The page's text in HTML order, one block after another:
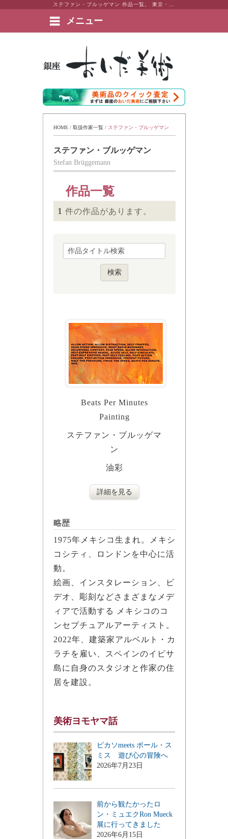
メニュー
絵画など美術品の販売と買取 | 東京・銀座 おいだ美術
HOME / 取扱作家一覧 / ステファン・ブルッゲマン
ステファン・ブルッゲマン
Stefan Brüggemann
作品一覧
1 件の作品があります。
Beats Per Minutes
Painting
ステファン・ブルッゲマ
ン
油彩
詳細を見る
略歴
1975年メキシコ生まれ。メキシ
コシティ、ロンドンを中心に活
動。
絵画、インスタレーション、ビ
デオ、彫刻などさまざまなメデ
ィアで活動する メキシコのコ
ンセプチュアルアーティスト。
2022年、建築家アルベルト・カ
ラチを雇い、スペインのイビサ
島に自身のスタジオと作家の住
居を建設。
美術ヨモヤマ話
ピカソmeets ポール・ス
ミス 遊び心の冒険へ
2026年7月23日
前から観たかったロ
ン・ミュエクRon Mueck
展に行ってきました
2026年6月15日